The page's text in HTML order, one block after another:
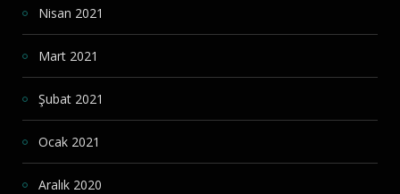
Nisan 2021
Mart 2021
Şubat 2021
Ocak 2021
Aralık 2020